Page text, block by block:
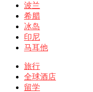
波兰
希腊
冰岛
印尼
马耳他
旅行
全球酒店
留学